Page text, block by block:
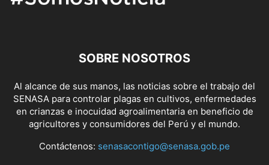
SOBRE NOSOTROS
Al alcance de sus manos, las noticias sobre el trabajo del
SENASA para controlar plagas en cultivos, enfermedades
en crianzas e inocuidad agroalimentaria en beneficio de
agricultores y consumidores del Perú y el mundo.
Contáctenos: senasacontigo@senasa.gob.pe